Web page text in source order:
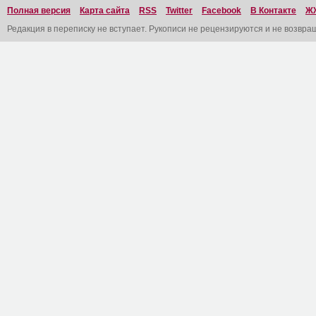
Полная версия
Карта сайта RSS Twitter Facebook В Контакте
Редакция в переписку не вступает. Рукописи не рецензируются и не